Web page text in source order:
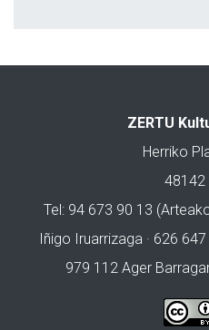
ZERTU
Herriko
48142
Tel: 94 673 90 13
Iñigo Iruarrizaga · 626
979 112 Ager